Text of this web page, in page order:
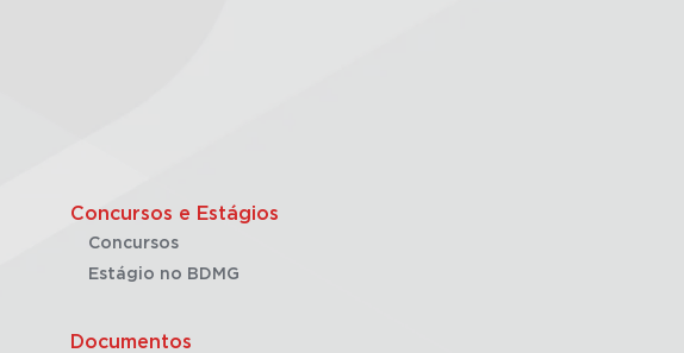
Concursos e Estágios
Concursos
Estágio no BDMG
Documentos